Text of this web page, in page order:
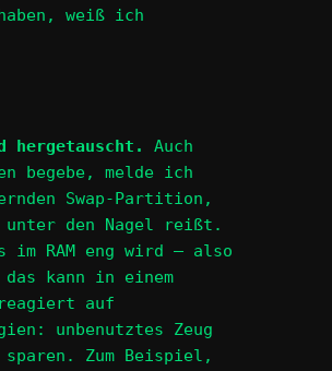
weiß ich
hergetauscht.
Auch
begebe, melde ich
Swap-Partition,
unter den Nagel reißt.
RAM eng wird – also
kann in einem
reagiert auf
unbenutztes Zeug
sparen. Zum Beispiel,